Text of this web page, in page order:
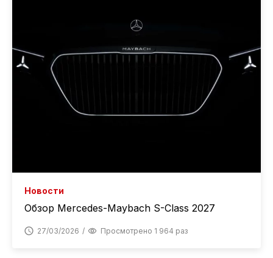
Новости
Обзор Mercedes-Maybach S-Class 2027
27/03/2026 Просмотрено 1 964 раз